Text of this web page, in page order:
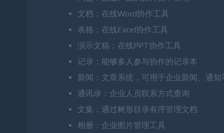
网盘：企业、团队文件集中管理
文档：在线Word协作工具
表格：在线Excel协作工具
演示文稿：在线PPT协作工具
记录：能够多人参与协作的记录本
新闻：文章系统，可用于企业新闻、通知
通讯录：企业人员联系方式查询
文集：通过树形目录有序管理文档